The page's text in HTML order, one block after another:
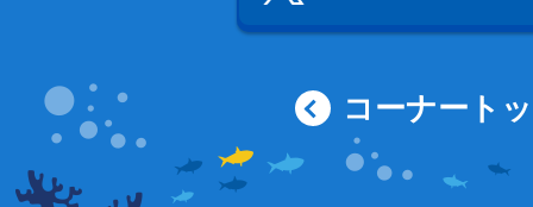
コーナート